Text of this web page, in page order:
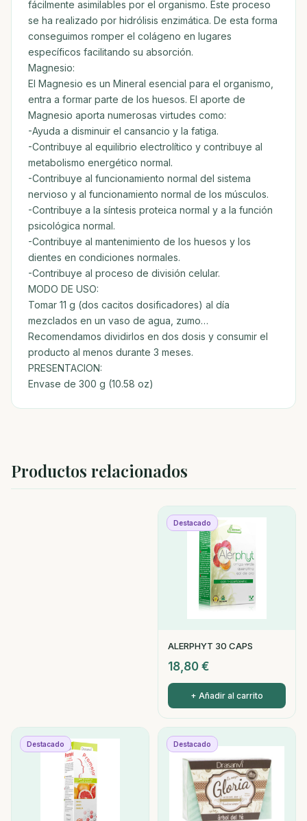
fácilmente asimilables por el organismo. Este proceso
se ha realizado por hidrólisis enzimática. De esta forma
conseguimos romper el colágeno en lugares
específicos facilitando su absorción.
Magnesio:
El Magnesio es un Mineral esencial para el organismo,
entra a formar parte de los huesos. El aporte de
Magnesio aporta numerosas virtudes como:
-Ayuda a disminuir el cansancio y la fatiga.
-Contribuye al equilibrio electrolítico y contribuye al
metabolismo energético normal.
-Contribuye al funcionamiento normal del sistema
nervioso y al funcionamiento normal de los músculos.
-Contribuye a la síntesis proteica normal y a la función
psicológica normal.
-Contribuye al mantenimiento de los huesos y los
dientes en condiciones normales.
-Contribuye al proceso de división celular.
MODO DE USO:
Tomar 11 g (dos cacitos dosificadores) al día
mezclados en un vaso de agua, zumo…
Recomendamos dividirlos en dos dosis y consumir el
producto al menos durante 3 meses.
PRESENTACION:
Envase de 300 g (10.58 oz)
Productos relacionados
Destacado
ALERPHYT 30 CAPS
18,80 €
+ Añadir al carrito
Destacado Destacado